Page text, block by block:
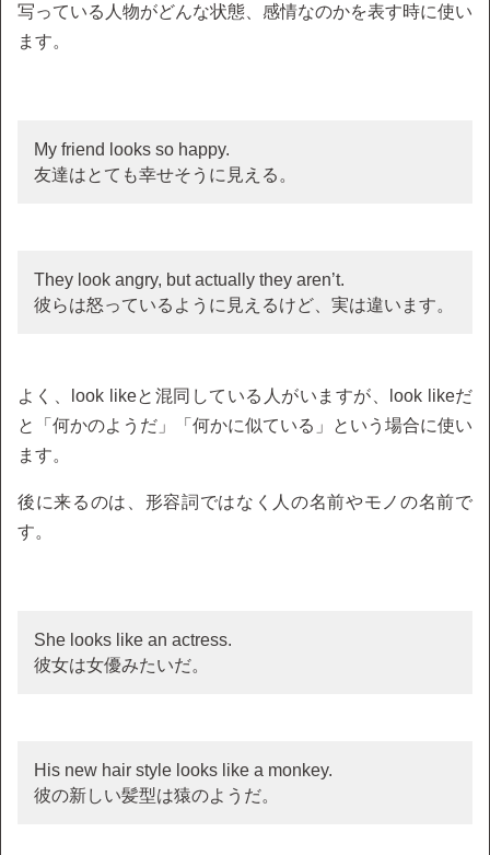
写っている人物がどんな状態、感情なのかを表す時に使い
ます。
My friend looks so happy.
友達はとても幸せそうに見える。
They look angry, but actually they aren’t.
彼らは怒っているように見えるけど、実は違います。
よく、look likeと混同している人がいますが、look likeだ
と「何かのようだ」「何かに似ている」という場合に使い
ます。
後に来るのは、形容詞ではなく人の名前やモノの名前で
す。
She looks like an actress.
彼女は女優みたいだ。
His new hair style looks like a monkey.
彼の新しい髪型は猿のようだ。